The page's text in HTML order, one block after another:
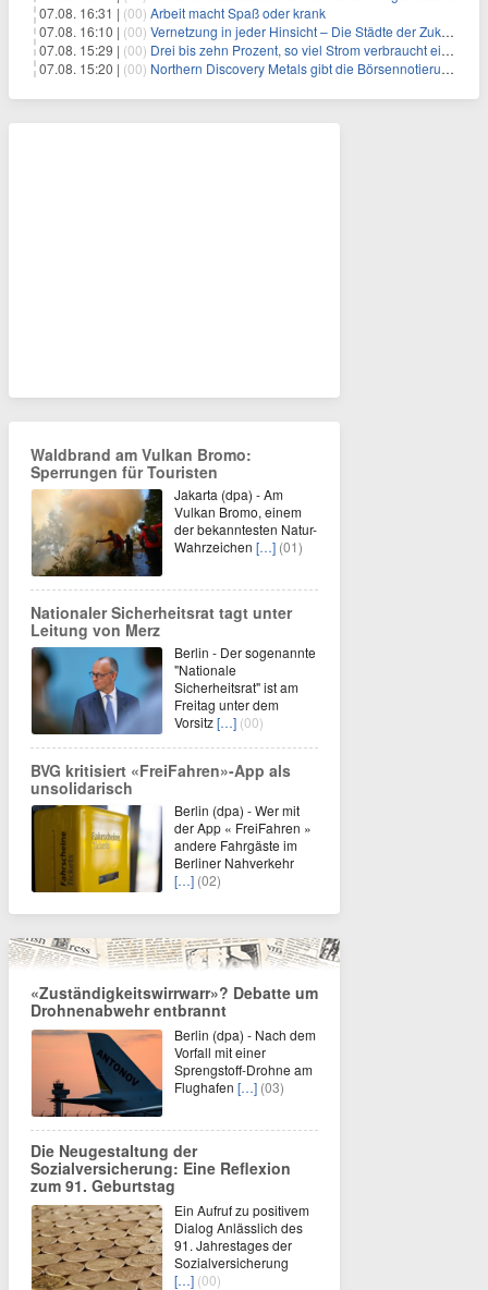
07.08. 16:31 | (00) Arbeit macht Spaß oder krank
07.08. 16:10 | (00) Vernetzung in jeder Hinsicht – Die Städte der Zukunft sind grün-blau
07.08. 15:29 | (00) Drei bis zehn Prozent, so viel Strom verbraucht ein Aufzug im Gebäude
07.08. 15:20 | (00) Northern Discovery Metals gibt die Börsennotierung an der Frankfurter Wertpapierbörse bekannt
Waldbrand am Vulkan Bromo:
Sperrungen für Touristen
Jakarta (dpa) - Am
Vulkan Bromo, einem
der bekanntesten Natur-
Wahrzeichen […] (01)
Nationaler Sicherheitsrat tagt unter
Leitung von Merz
Berlin - Der sogenannte
"Nationale
Sicherheitsrat" ist am
Freitag unter dem
Vorsitz[…] (00)
BVG kritisiert «FreiFahren»-App als
unsolidarisch
Berlin (dpa) - Wer mit
der App « FreiFahren »
andere Fahrgäste im
Berliner Nahverkehr
[…] (02)
«Zuständigkeitswirrwarr»? Debatte um
Drohnenabwehr entbrannt
Berlin (dpa) - Nach dem
Vorfall mit einer
Sprengstoff-Drohne am
Flughafen […] (03)
Die Neugestaltung der
Sozialversicherung: Eine Reflexion
zum 91. Geburtstag
Ein Aufruf zu positivem
Dialog Anlässlich des
91. Jahrestages der
Sozialversicherung
[…] (00)